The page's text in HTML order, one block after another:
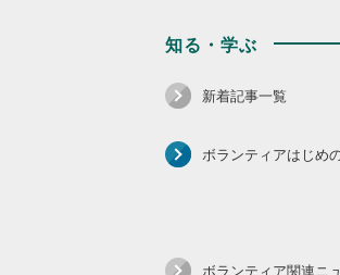
知る・学ぶ
新着記事一覧
ボランティアはじめ
ボランティア関連ニ